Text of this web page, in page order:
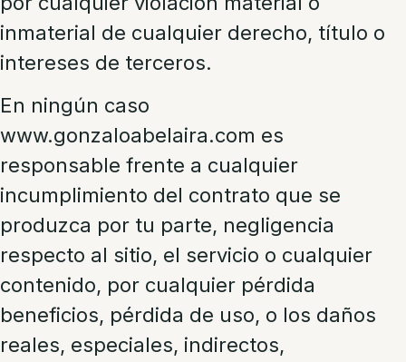
inmaterial de cualquier derecho, título o
intereses de terceros.
En ningún caso
www.gonzaloabelaira.com es
responsable frente a cualquier
incumplimiento del contrato que se
produzca por tu parte, negligencia
respecto al sitio, el servicio o cualquier
contenido, por cualquier pérdida
beneficios, pérdida de uso, o los daños
reales, especiales, indirectos,